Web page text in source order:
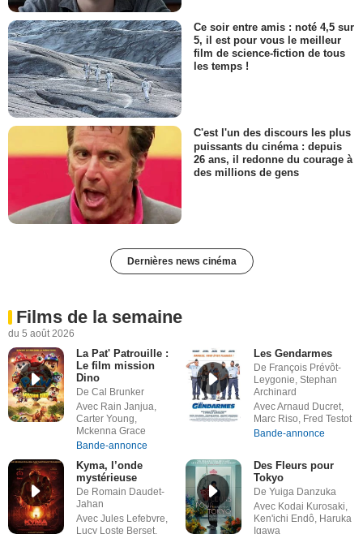
Ce soir entre amis : noté 4,5 sur
5, il est pour vous le meilleur
film de science-fiction de tous
les temps !
C'est l'un des discours les plus
puissants du cinéma : depuis
26 ans, il redonne du courage à
des millions de gens
Dernières news cinéma
Films de la semaine
du 5 août 2026
La Pat' Patrouille :
Le film mission
Dino
De Cal Brunker
Avec Rain Janjua,
Carter Young,
Mckenna Grace
Bande-annonce
Les Gendarmes
De François Prévôt-
Leygonie, Stephan
Archinard
Avec Arnaud Ducret,
Marc Riso, Fred Testot
Bande-annonce
Kyma, l’onde
mystérieuse
De Romain Daudet-
Jahan
Avec Jules Lefebvre,
Lucy Loste Berset,
Des Fleurs pour
Tokyo
De Yuiga Danzuka
Avec Kodai Kurosaki,
Ken'ichi Endô, Haruka
Igawa